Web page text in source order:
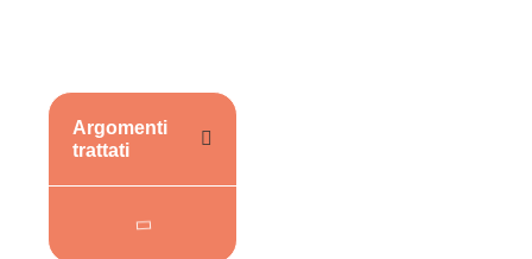
Argomenti
trattati